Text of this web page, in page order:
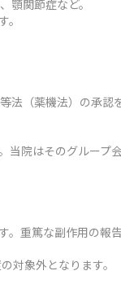
顎関節症など。
法（薬機法）の承認
当院はそのグループ
重篤な副作用の報告
対象外となります。